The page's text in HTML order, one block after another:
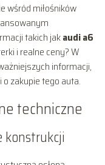
wśród miłośników
takich jakaudi a6
i realne ceny? W
informacji,
zakupie tego auta.
techniczne